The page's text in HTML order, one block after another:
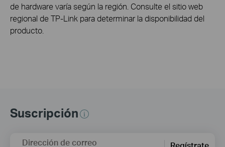
de hardware varía según la región. Consulte el sitio web
regional de TP-Link para determinar la disponibilidad del
producto.
Suscripción
Dirección de correo